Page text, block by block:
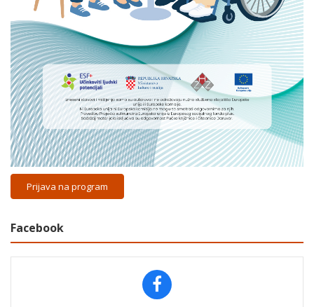
Prijava na program
Facebook